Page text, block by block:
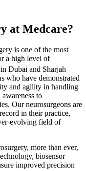
at Medcare?
is one of the most
a high level of
Dubai and Sharjah
who have demonstrated
and agility in handling
to
Our neurosurgeons are
in their practice,
evolving field of
more than ever,
biosensor
improved precision